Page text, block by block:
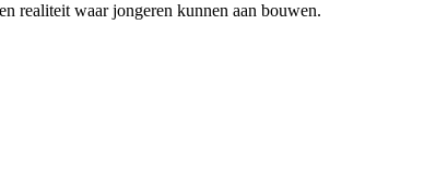
realiteit waar jongeren kunnen aan bouwen.